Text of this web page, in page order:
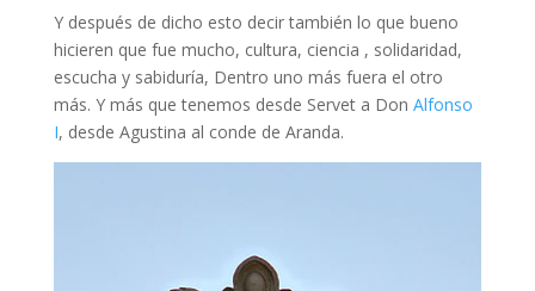
Y después de dicho esto decir también lo que bueno
hicieren que fue mucho, cultura, ciencia , solidaridad,
escucha y sabiduría, Dentro uno más fuera el otro
más. Y más que tenemos desde Servet a Don Alfonso
I, desde Agustina al conde de Aranda.